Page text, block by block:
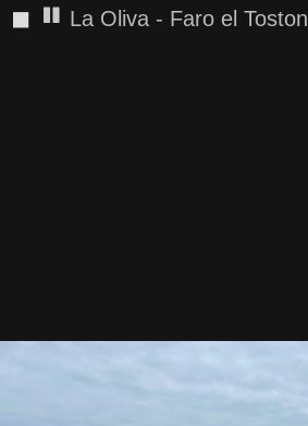
◼ La Oliva - Faro el Toston